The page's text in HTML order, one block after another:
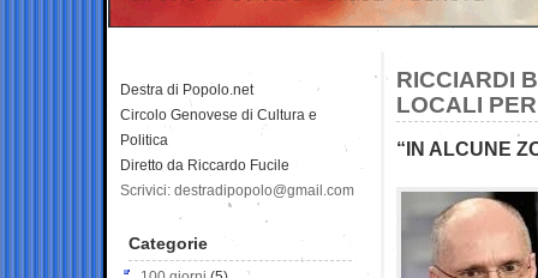
RICCIARDI
LOCALI
“IN ALCUNE
Destra di Popolo.net
Circolo Genovese di Cultura e
Politica
Diretto da Riccardo Fucile
Scrivici: destradipopolo@gmail.com
Categorie